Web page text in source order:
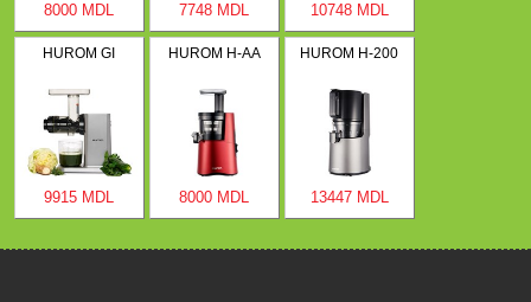
8000 MDL 7748 MDL 10748 MDL
HUROM GI
9915 MDL
HUROM H-AA
8000 MDL
HUROM H-200
13447 MDL